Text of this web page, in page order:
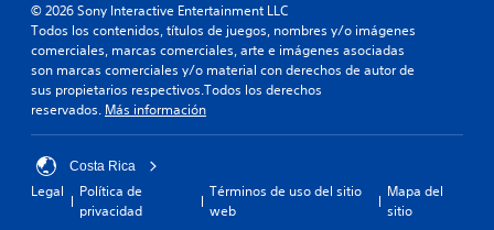
© 2026 Sony Interactive Entertainment LLC
Todos los contenidos, títulos de juegos, nombres y/o imágenes
comerciales, marcas comerciales, arte e imágenes asociadas
son marcas comerciales y/o material con derechos de autor de
sus propietarios respectivos.Todos los derechos
reservados. Más información
Costa Rica
Legal
Política de
privacidad
Términos de uso del sitio
web
Mapa del
sitio